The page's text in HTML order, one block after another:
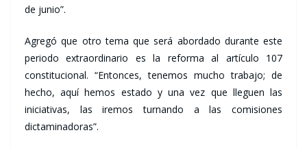
de junio”.
Agregó que otro tema que será abordado durante este
periodo extraordinario es la reforma al artículo 107
constitucional. “Entonces, tenemos mucho trabajo; de
hecho, aquí hemos estado y una vez que lleguen las
iniciativas, las iremos turnando a las comisiones
dictaminadoras”.